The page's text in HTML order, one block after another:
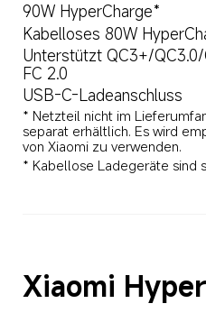
90W HyperCharge*
Kabelloses 80W
Unterstützt QC3+/
FC 2.0
USB-C-Ladeanschluss
* Netzteil nicht im
separat erhältlich. Es wird
von Xiaomi zu verwenden.
* Kabellose Ladegeräte sind
Xiaomi